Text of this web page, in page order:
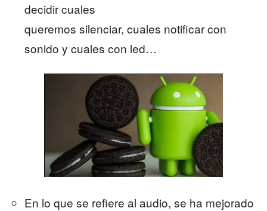
decidir cuales
queremos silenciar, cuales notificar con
sonido y cuales con led…
En lo que se refiere al audio, se ha mejorado